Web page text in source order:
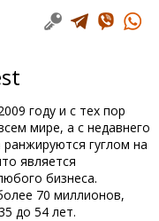
году и с тех пор
мире, а с недавнего
гуглом на
является
бизнеса.
70 миллионов,
до 54 лет.